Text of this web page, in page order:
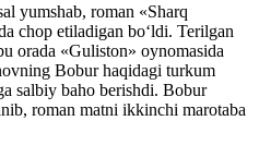
yumshab, roman «Sharq
chop etiladigan bo‘ldi. Terilgan
orada «Guliston» oynomasida
Bobur haqidagi turkum
salbiy baho berishdi. Bobur
roman matni ikkinchi marotaba